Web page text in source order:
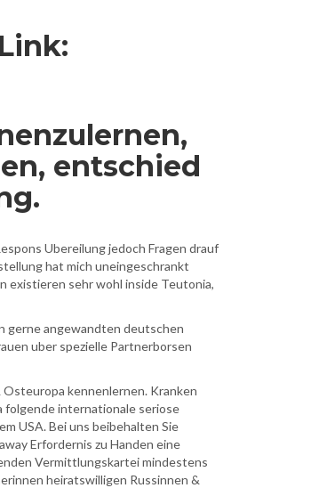
entschied
Ubereilung jedoch Fragen drauf
hat mich uneingeschrankt
existieren sehr wohl inside Teutonia,
gerne angewandten deutschen
uber spezielle Partnerborsen
Osteuropa kennenlernen. Kranken
folgende internationale seriose
USA. Bei uns beibehalten Sie
Erfordernis zu Handen eine
Vermittlungskartei mindestens
heiratswilligen Russinnen &